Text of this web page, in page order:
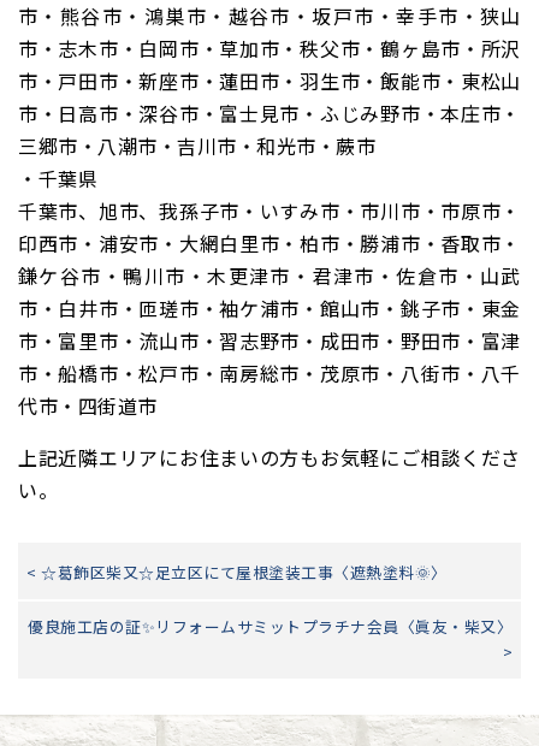
市・熊谷市・鴻巣市・越谷市・坂戸市・幸手市・狭山
市・志木市・白岡市・草加市・秩父市・鶴ヶ島市・所沢
市・戸田市・新座市・蓮田市・羽生市・飯能市・東松山
市・日高市・深谷市・富士見市・ふじみ野市・本庄市・
三郷市・八潮市・吉川市・和光市・蕨市
・千葉県
千葉市、旭市、我孫子市・いすみ市・市川市・市原市・
印西市・浦安市・大網白里市・柏市・勝浦市・香取市・
鎌ケ谷市・鴨川市・木更津市・君津市・佐倉市・山武
市・白井市・匝瑳市・袖ケ浦市・館山市・銚子市・東金
市・富里市・流山市・習志野市・成田市・野田市・富津
市・船橋市・松戸市・南房総市・茂原市・八街市・八千
代市・四街道市
上記近隣エリアにお住まいの方もお気軽にご相談くださ
い。
< ☆葛飾区柴又☆足立区にて屋根塗装工事〈遮熱塗料🌞〉
優良施工店の証✨リフォームサミットプラチナ会員〈眞友・柴又〉
>